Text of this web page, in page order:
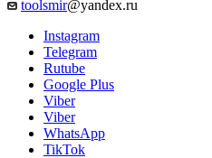
toolsmir@yandex.ru
Instagram
Telegram
Rutube
Google Plus
Viber
Viber
WhatsApp
TikTok